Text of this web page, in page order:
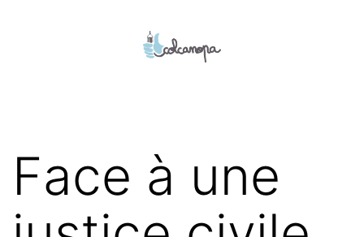
Face à une